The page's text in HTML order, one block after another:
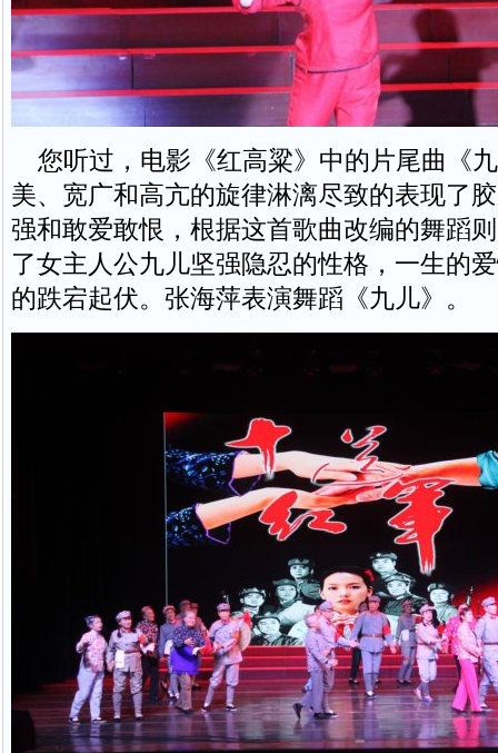
您听过，电影《红高粱》中的片尾曲《
美、宽广和高亢的旋律淋漓尽致的表现了
强和敢爱敢恨，根据这首歌曲改编的舞蹈
了女主人公九儿坚强隐忍的性格，一生的
的跌宕起伏。张海萍表演舞蹈《九儿》。